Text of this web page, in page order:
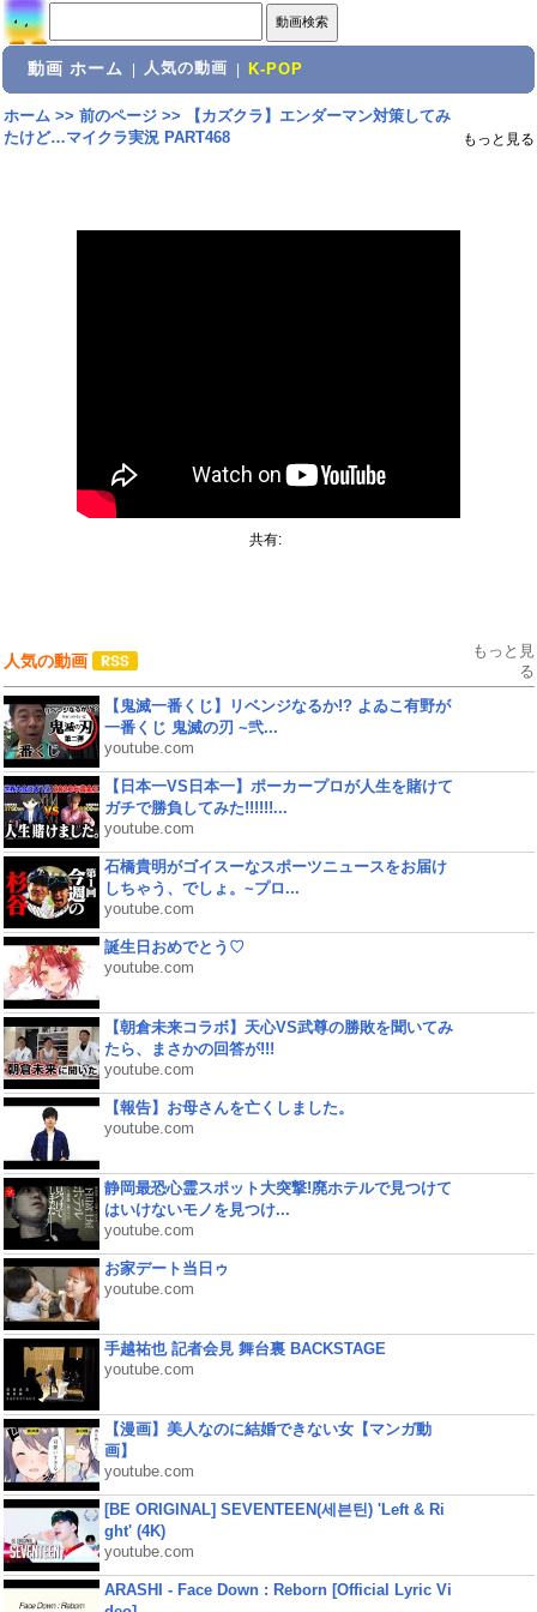
動画 ホーム 人気の動画 K-POP
ホーム>> 前のページ>>
【カズクラ】エンダーマン対策してみ
たけど…マイクラ実況 PART468
もっと見る
共有:
人気の動画
もっと見
る
【鬼滅一番くじ】リベンジなるか!? よゐこ有野が
一番くじ 鬼滅の刃 ~弐...
youtube.com
【日本一VS日本一】ポーカープロが人生を賭けて
ガチで勝負してみた!!!!!!...
youtube.com
石橋貴明がゴイスーなスポーツニュースをお届け
しちゃう、でしょ。~プロ...
youtube.com
誕生日おめでとう♡
youtube.com
【朝倉未来コラボ】天心VS武尊の勝敗を聞いてみ
たら、まさかの回答が!!!
youtube.com
【報告】お母さんを亡くしました。
youtube.com
静岡最恐心霊スポット大突撃!廃ホテルで見つけて
はいけないモノを見つけ...
youtube.com
お家デート当日ゥ
youtube.com
手越祐也 記者会見 舞台裏 BACKSTAGE
youtube.com
【漫画】美人なのに結婚できない女【マンガ動
画】
youtube.com
[BE ORIGINAL] SEVENTEEN(세븐틴) 'Left & Ri
ght' (4K)
youtube.com
ARASHI - Face Down : Reborn [Official Lyric Vi